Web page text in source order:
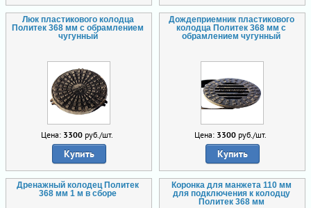
Люк пластикового колодца
Политек 368 мм с обрамлением
чугунный
Цена: 3300 руб./шт.
Купить
Дождеприемник пластикового
колодца Политек 368 мм с
обрамлением чугунный
Цена: 3300 руб./шт.
Купить
Дренажный колодец Политек
368 мм 1 м в сборе
Коронка для манжета 110 мм
для подключения к колодцу
Политек 368 мм